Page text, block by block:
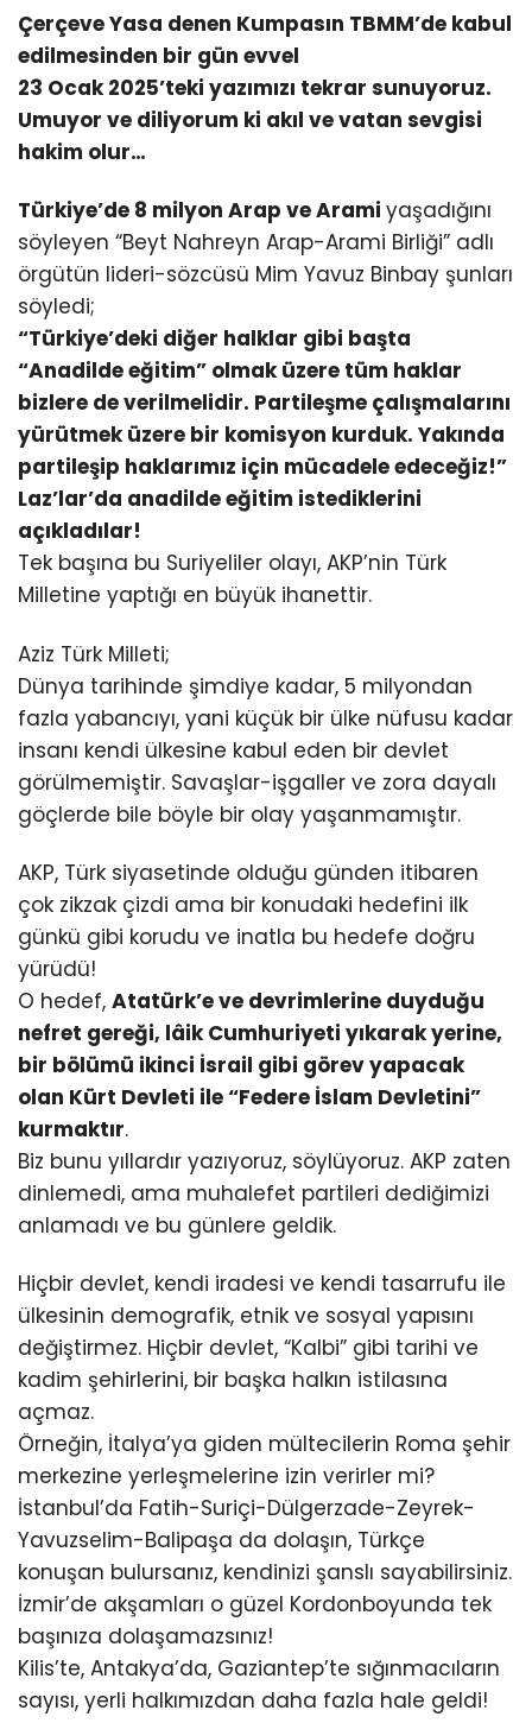
Çerçeve Yasa denen Kumpasın TBMM’de kabul
edilmesinden bir gün evvel
23 Ocak 2025’teki yazımızı tekrar sunuyoruz.
Umuyor ve diliyorum ki akıl ve vatan sevgisi
hakim olur…
Türkiye’de 8 milyon Arap ve Arami yaşadığını
söyleyen “Beyt Nahreyn Arap-Arami Birliği” adlı
örgütün lideri-sözcüsü Mim Yavuz Binbay şunları
söyledi;
“Türkiye’deki diğer halklar gibi başta
“Anadilde eğitim” olmak üzere tüm haklar
bizlere de verilmelidir. Partileşme çalışmalarını
yürütmek üzere bir komisyon kurduk. Yakında
partileşip haklarımız için mücadele edeceğiz!”
Laz’lar’da anadilde eğitim istediklerini
açıkladılar!
Tek başına bu Suriyeliler olayı, AKP’nin Türk
Milletine yaptığı en büyük ihanettir.
Aziz Türk Milleti;
Dünya tarihinde şimdiye kadar, 5 milyondan
fazla yabancıyı, yani küçük bir ülke nüfusu kadar
insanı kendi ülkesine kabul eden bir devlet
görülmemiştir. Savaşlar-işgaller ve zora dayalı
göçlerde bile böyle bir olay yaşanmamıştır.
AKP, Türk siyasetinde olduğu günden itibaren
çok zikzak çizdi ama bir konudaki hedefini ilk
günkü gibi korudu ve inatla bu hedefe doğru
yürüdü!
O hedef, Atatürk’e ve devrimlerine duyduğu
nefret gereği, lâik Cumhuriyeti yıkarak yerine,
bir bölümü ikinci İsrail gibi görev yapacak
olan Kürt Devleti ile “Federe İslam Devletini”
kurmaktır.
Biz bunu yıllardır yazıyoruz, söylüyoruz. AKP zaten
dinlemedi, ama muhalefet partileri dediğimizi
anlamadı ve bu günlere geldik.
Hiçbir devlet, kendi iradesi ve kendi tasarrufu ile
ülkesinin demografik, etnik ve sosyal yapısını
değiştirmez. Hiçbir devlet, “Kalbi” gibi tarihi ve
kadim şehirlerini, bir başka halkın istilasına
açmaz.
Örneğin, İtalya’ya giden mültecilerin Roma şehir
merkezine yerleşmelerine izin verirler mi?
İstanbul’da Fatih-Suriçi-Dülgerzade-Zeyrek-
Yavuzselim-Balipaşa da dolaşın, Türkçe
konuşan bulursanız, kendinizi şanslı sayabilirsiniz.
İzmir’de akşamları o güzel Kordonboyunda tek
başınıza dolaşamazsınız!
Kilis’te, Antakya’da, Gaziantep’te sığınmacıların
sayısı, yerli halkımızdan daha fazla hale geldi!